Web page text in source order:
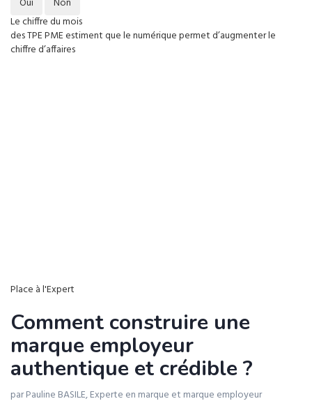
Le chiffre du mois
des TPE PME estiment que le numérique permet d’augmenter le
chiffre d’affaires
Place à l'Expert
Comment construire une
marque employeur
authentique et crédible ?
par Pauline BASILE, Experte en marque et marque employeur